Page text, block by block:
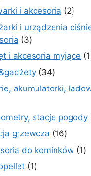
i akcesoria 22
i urządzenia
33
produkty
i akcesoria myjące 1
3434
produkty
akumulatorki,
stacje pogody
grzewcza 1616
do kominków 11
11